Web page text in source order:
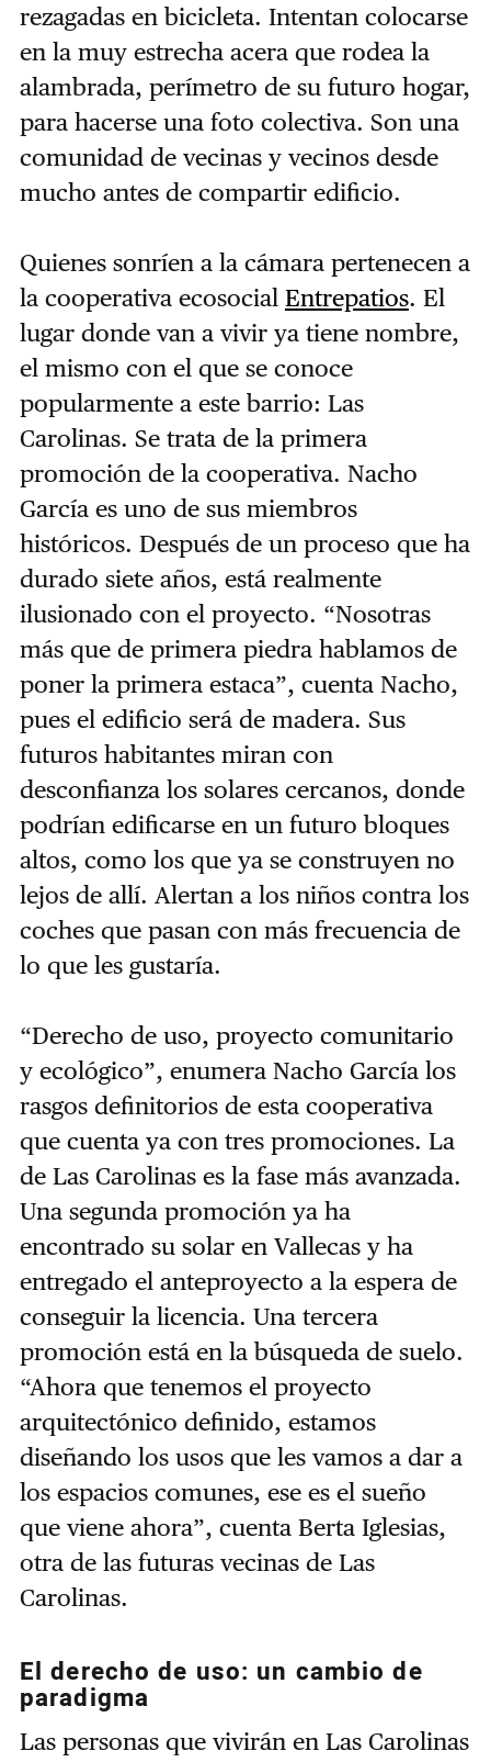
rezagadas en bicicleta. Intentan colocarse
en la muy estrecha acera que rodea la
alambrada, perímetro de su futuro hogar,
para hacerse una foto colectiva. Son una
comunidad de vecinas y vecinos desde
mucho antes de compartir edificio.
Quienes sonríen a la cámara pertenecen a
la cooperativa ecosocial Entrepatios. El
lugar donde van a vivir ya tiene nombre,
el mismo con el que se conoce
popularmente a este barrio: Las
Carolinas. Se trata de la primera
promoción de la cooperativa. Nacho
García es uno de sus miembros
históricos. Después de un proceso que ha
durado siete años, está realmente
ilusionado con el proyecto. “Nosotras
más que de primera piedra hablamos de
poner la primera estaca”, cuenta Nacho,
pues el edificio será de madera. Sus
futuros habitantes miran con
desconfianza los solares cercanos, donde
podrían edificarse en un futuro bloques
altos, como los que ya se construyen no
lejos de allí. Alertan a los niños contra los
coches que pasan con más frecuencia de
lo que les gustaría.
“Derecho de uso, proyecto comunitario
y ecológico”, enumera Nacho García los
rasgos definitorios de esta cooperativa
que cuenta ya con tres promociones. La
de Las Carolinas es la fase más avanzada.
Una segunda promoción ya ha
encontrado su solar en Vallecas y ha
entregado el anteproyecto a la espera de
conseguir la licencia. Una tercera
promoción está en la búsqueda de suelo.
“Ahora que tenemos el proyecto
arquitectónico definido, estamos
diseñando los usos que les vamos a dar a
los espacios comunes, ese es el sueño
que viene ahora”, cuenta Berta Iglesias,
otra de las futuras vecinas de Las
Carolinas.
El derecho de uso: un cambio de
paradigma
Las personas que vivirán en Las Carolinas